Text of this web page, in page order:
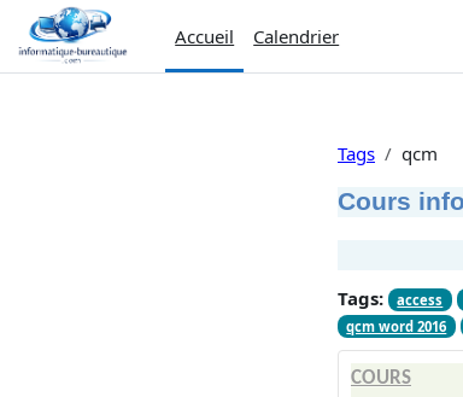
Passer au contenu principal
Accueil
Calendrier
Tags qcm
Cours
Tags: access
qcm word 2016
COURS